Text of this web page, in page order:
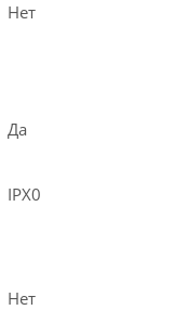
Нет
Да
IPX0
Нет